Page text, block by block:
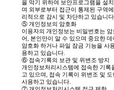
을 막기 위하여 보안프로그램을 설
며 외부로부터 접근이 통제된 구역
리적으로 감시 및 차단하고 있습니
⑤ 개인정보의 암호화
이용자의 개인정보는 비밀번호는
어, 본인만이 알 수 있으며 중요한
암호화 하거나 파일 잠금 기능을 사
용하고 있습니다.
⑥ 접속기록의 보관 및 위변조 방지
개인정보처리시스템에 접속한 기록
고 있으며, 접속 기록이 위변조 및
사용하고 있습니다.